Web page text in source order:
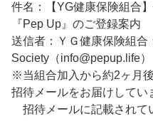
件名：【YG健康保険組合
『Pep Up』のご登録案内
送信者：ＹＧ健康保険組合
Society（info@pepup.life）
※当組合加入から約2ヶ月
招待メールをお届けしてい
招待メールに記載されて